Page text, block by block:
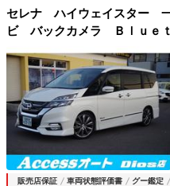
セレナ ハイウェイスター
ビ バックカメラ Ｂｌｕ
販売店保証 車両状態評価書 グー鑑定